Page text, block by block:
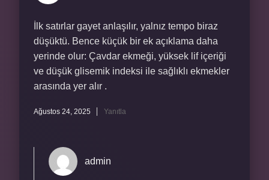
İlk satırlar gayet anlaşılır, yalnız tempo biraz
düşüktü. Bence küçük bir ek açıklama daha
yerinde olur: Çavdar ekmeği, yüksek lif içeriği
ve düşük glisemik indeksi ile sağlıklı ekmekler
arasında yer alır .
Ağustos 24, 2025 Yanıtla
admin